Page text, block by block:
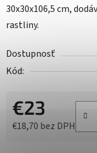
30x30x106,5 cm,
rastliny.
Dostupnosť
Kód:
€23
€18,70 bez DPH